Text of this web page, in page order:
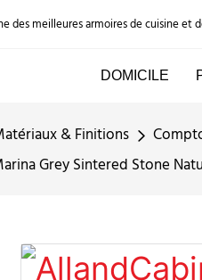
des meilleures armoires de cuisine et
DOMICILE
& Finitions
Grey Sintered Stone